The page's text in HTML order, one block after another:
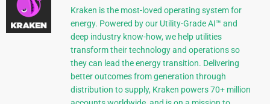
Kraken is the most-loved operating system for
energy. Powered by our Utility-Grade AI™ and
deep industry know-how, we help utilities
transform their technology and operations so
they can lead the energy transition. Delivering
better outcomes from generation through
distribution to supply, Kraken powers 70+ million